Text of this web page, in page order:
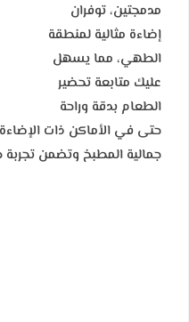
مدمجتين، توفران
إضاءة مثالية لمنطقة
الطهي، مما يسهل
عليك متابعة تحضير
الطعام بدقة وراحة
حتى في الأماكن ذات
جمالية المطبخ وتضمن تجربة